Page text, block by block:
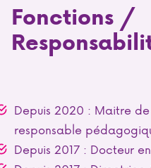
Fonctions /
Depuis 2020 : Maitre
responsable
Depuis 2017 : Docteur